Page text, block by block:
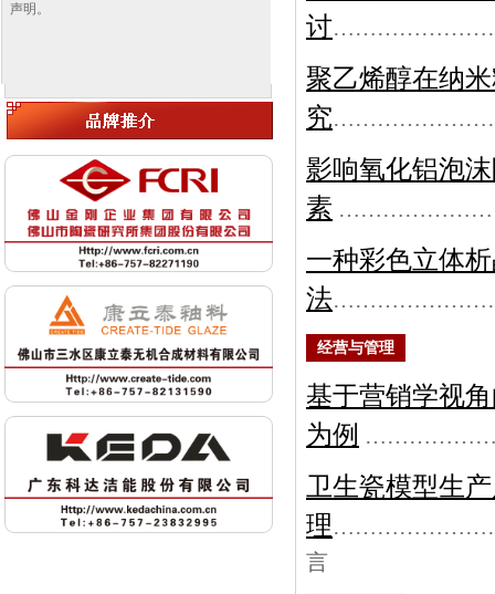
声明。
讨
聚乙烯醇在纳
究
影响氧化铝泡
素
一种彩色立体
法
经营与管理
基于营销学视
为例
卫生瓷模型生
理
言